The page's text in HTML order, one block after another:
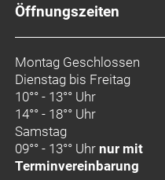
Öffnungszeiten
Montag Geschlossen
Dienstag bis Freitag
10°° - 13°° Uhr
14°° - 18°° Uhr
Samstag
09°° - 13°° Uhrnur mit
Terminvereinbarung